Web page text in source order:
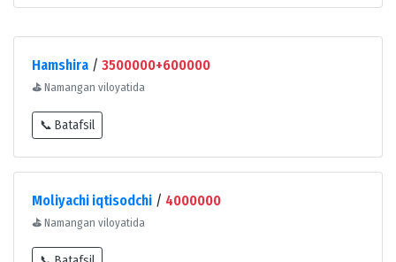
Hamshira / 3500000+600000
⛳ Namangan viloyatida
📞 Batafsil
Moliyachi iqtisodchi / 4000000
⛳ Namangan viloyatida